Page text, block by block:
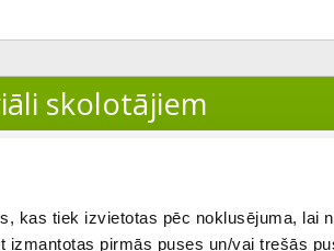
kas tiek izvietotas pēc noklusējuma, lai
pirmās puses un/vai trešās
skolotājiem